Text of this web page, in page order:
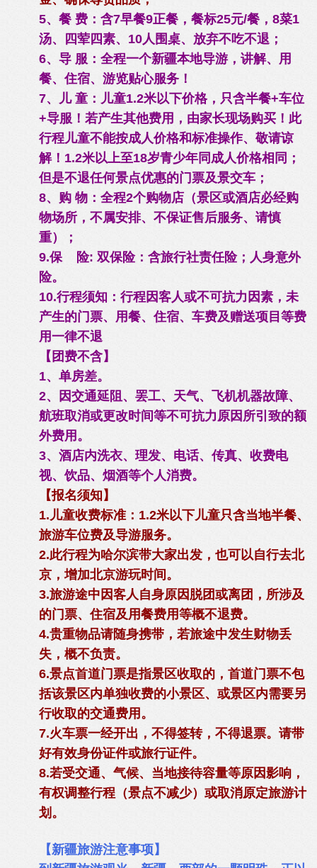
5、餐 费：含7早餐9正餐，餐标25元/餐，8菜1
汤、四荤四素、10人围桌、放弃不吃不退；
6、导 服：全程一个新疆本地导游，讲解、用
餐、住宿、游览贴心服务！
7、儿 童：儿童1.2米以下价格，只含半餐+车位
+导服！若产生其他费用，由家长现场购买！此
行程儿童不能按成人价格和标准操作、敬请谅
解！1.2米以上至18岁青少年同成人价格相同；
但是不退任何景点优惠的门票及景交车；
8、购 物：全程2个购物店（景区或酒店必经购
物场所，不属安排、不保证售后服务、请慎
重）；
9.保 险: 双保险：含旅行社责任险；人身意外
险。
10.行程须知：行程因客人或不可抗力因素，未
产生的门票、用餐、住宿、车费及赠送项目等费
用一律不退
【团费不含】
1、单房差。
2、因交通延阻、罢工、天气、飞机机器故障、
航班取消或更改时间等不可抗力原因所引致的额
外费用。
3、酒店内洗衣、理发、电话、传真、收费电
视、饮品、烟酒等个人消费。
【报名须知】
1.儿童收费标准：1.2米以下儿童只含当地半餐、
旅游车位费及导游服务。
2.此行程为哈尔滨带大家出发，也可以自行去北
京，增加北京游玩时间。
3.旅游途中因客人自身原因脱团或离团，所涉及
的门票、住宿及用餐费用等概不退费。
4.贵重物品请随身携带，若旅途中发生财物丢
失，概不负责。
6.景点首道门票是指景区收取的，首道门票不包
括该景区内单独收费的小景区、或景区内需要另
行收取的交通费用。
7.火车票一经开出，不得签转，不得退票。请带
好有效身份证件或旅行证件。
8.若受交通、气候、当地接待容量等原因影响，
有权调整行程（景点不减少）或取消原定旅游计
划。
【新疆旅游注意事项】